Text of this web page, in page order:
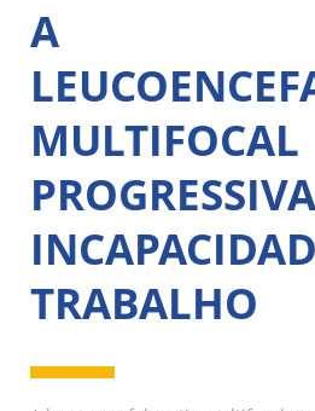
A
MULTIFOCAL
TRABALHO